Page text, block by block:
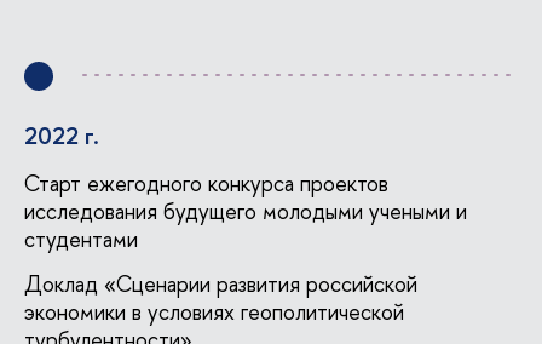
2022 г.
Старт ежегодного конкурса проекто
исследования будущего молодыми учеными и
студентами
Доклад «Сценарии развития российской
экономики в условиях геополитической